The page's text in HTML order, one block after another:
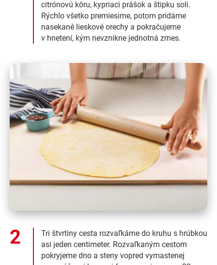
citrónovú kôru, kypriaci prášok a štipku soli.
Rýchlo všetko premiesime, potom pridáme
nasekané lieskové orechy a pokračujeme
v hnetení, kým nevznikne jednotná zmes.
Tri štvrtiny cesta rozvaľkáme do kruhu s hrúbkou
asi jeden centimeter. Rozvaľkaným cestom
pokryjeme dno a steny vopred vymastenej